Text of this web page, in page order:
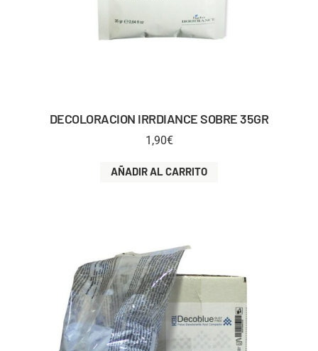
DECOLORACION IRRDIANCE SOBRE 35GR
1,90€
AÑADIR AL CARRITO